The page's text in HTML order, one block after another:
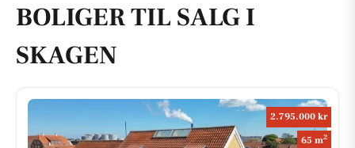
BOLIGER TIL SALG I
SKAGEN
2.795.000 kr
65 m2